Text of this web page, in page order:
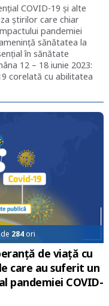
COVID-19 și alte
știrilor care chiar
pandemiei
sănătatea la
în sănătate
12 – 18 iunie 2023:
corelată cu abilitatea
284ori
de viață cu
care au suferit un
pandemiei COVID-